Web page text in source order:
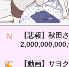
【悲報】秋田
【動画】サヨ